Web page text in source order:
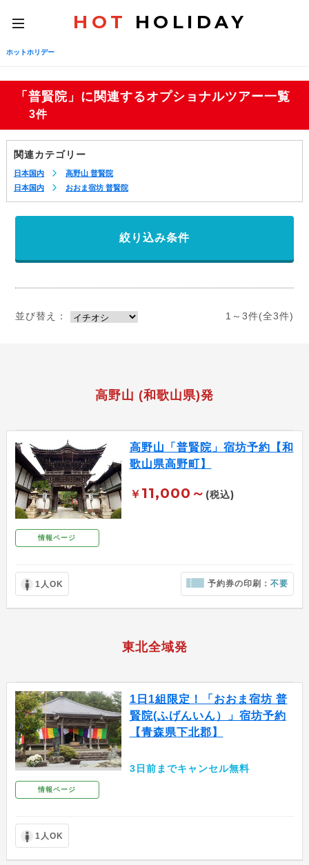
toggle
navigation
HOT HOLIDAY
ホットホリデー
「普賢院」に関連するオプショナルツアー一覧
3件
関連カテゴリー
日本国内
高野山 普賢院
日本国内
おおま宿坊 普賢院
絞り込み条件
並び替え： 1～3件(全3件)
高野山 (和歌山県)発
情報ページ
高野山「普賢院」宿坊予約【和
歌山県高野町】
￥ 11,000～ (税込)
1人OK 予約券の印刷：不要
東北全域発
情報ページ
1日1組限定！「おおま宿坊 普
賢院(ふげんいん）」宿坊予約
【青森県下北郡】
3日前までキャンセル無料
1人OK